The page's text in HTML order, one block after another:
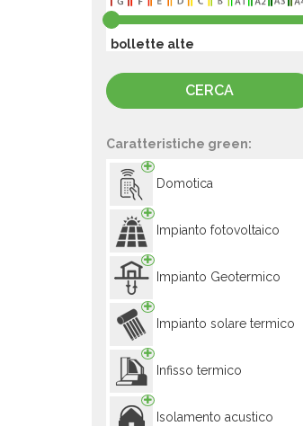
bollette alte
Caratteristiche green:
Domotica
Impianto fotovoltaico
Impianto Geotermico
Impianto solare termico
Infisso termico
Isolamento acustico